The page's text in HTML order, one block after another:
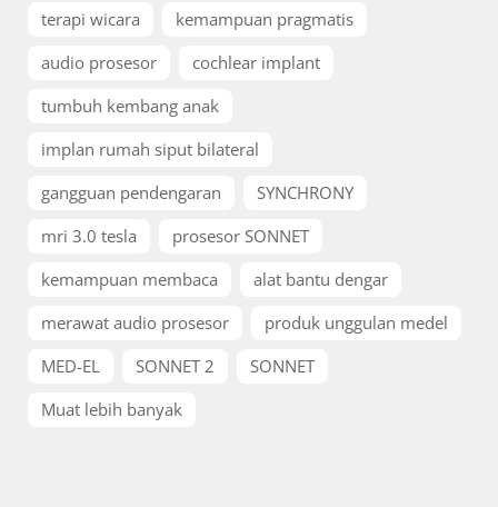
terapi wicara
kemampuan pragmatis
audio prosesor
cochlear implant
tumbuh kembang anak
implan rumah siput bilateral
gangguan pendengaran
SYNCHRONY
mri 3.0 tesla
prosesor SONNET
kemampuan membaca
alat bantu dengar
merawat audio prosesor
produk unggulan medel
MED-EL
SONNET 2
SONNET
Muat lebih banyak